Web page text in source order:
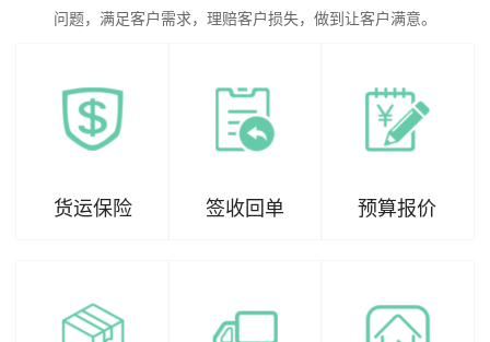
问题，满足客户需求，理赔客户损失，做到让客户满意。
货运保险 签收回单 预算报价